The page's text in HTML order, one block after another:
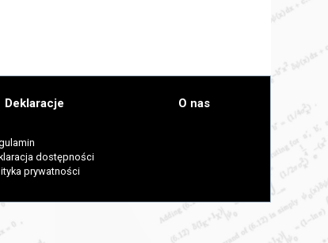
Deklaracje
dostępności
prywatności
O nas